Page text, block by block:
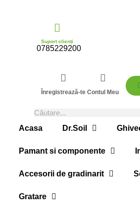
Suport clienți
0785229200
Înregistrează-te Contul Meu
Acasa Dr.Soil
Pamant si componente
Accesorii de gradinarit
Gratare